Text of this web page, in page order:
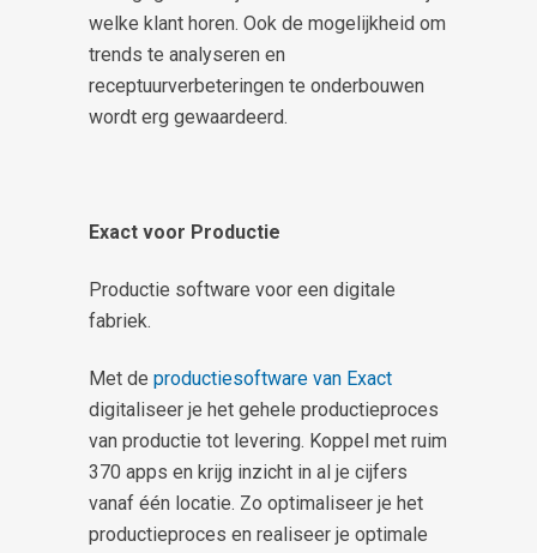
welke klant horen. Ook de mogelijkheid om
trends te analyseren en
receptuurverbeteringen te onderbouwen
wordt erg gewaardeerd.
Exact voor Productie
Productie software voor een digitale
fabriek.
Met de productiesoftware van Exact
digitaliseer je het gehele productieproces
van productie tot levering. Koppel met ruim
370 apps en krijg inzicht in al je cijfers
vanaf één locatie. Zo optimaliseer je het
productieproces en realiseer je optimale